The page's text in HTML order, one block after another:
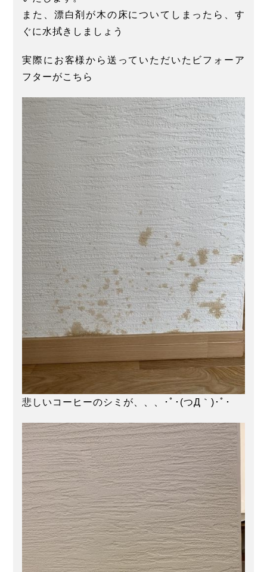
また、漂白剤が木の床についてしまったら、す
ぐに水拭きしましょう
実際にお客様から送っていただいたビフォーア
フターがこちら
悲しいコーヒーのシミが、、、･ﾟ･(つД｀)･ﾟ･